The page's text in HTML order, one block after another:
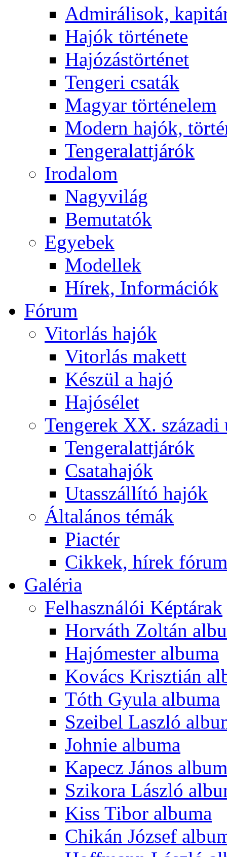
Admirálisok,
Hajók története
Hajózástörténet
Tengeri csaták
Magyar történelem
Modern hajók,
Tengeralattjárók
Irodalom
Nagyvilág
Bemutatók
Egyebek
Modellek
Hírek, Információk
Fórum
Vitorlás hajók
Vitorlás makett
Készül a hajó
Hajósélet
Tengerek XX. századi
Tengeralattjárók
Csatahajók
Utasszállító hajók
Általános témák
Piactér
Cikkek, hírek
Galéria
Felhasználói Képtárak
Horváth Zoltán
Hajómester albuma
Kovács Krisztián
Tóth Gyula albuma
Szeibel Laszló
Johnie albuma
Kapecz János
Szikora László
Kiss Tibor albuma
Chikán József